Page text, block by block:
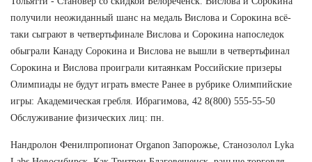
получили неожиданный шанс на медаль Вислова и Сорокина всё-
таки сыграют в четвертьфинале Вислова и Сорокина напоследок
обыграли Канаду Сорокина и Вислова не вышли в четвертьфинал
Сорокина и Вислова проиграли китаянкам Российские призеры
Олимпиады не будут играть вместе Ранее в рубрике Олимпийские
игры: Академическая гребля. Ибрагимова, 42 8(800) 555-55-50
Обслуживание физических лиц: пн.
Нандролон Фенилпропионат Organon Запорожье, Станозолол Lyka